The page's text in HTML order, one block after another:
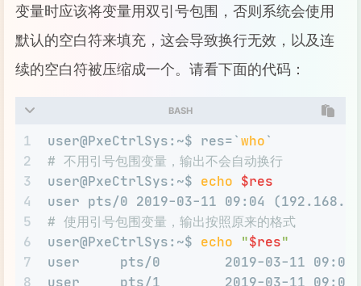
变量时应该将变量用双引号包围，否则系统会使用
默认的空白符来填充，这会导致换行无效，以及连
续的空白符被压缩成一个。请看下面的代码：
BASH
1
2
3
4
5
6
7
8
user@PxeCtrlSys:~$ res=` who `
# 不用引号包围变量，输出不会自动换行
user@PxeCtrlSys:~$ echo $res
user pts/0 2019-03-11 09:04
# 使用引号包围变量，输出按照原来的格式
user@PxeCtrlSys:~$ echo "$res"
user     pts/0        2019-03-11 09:04
user     pts/1        2019-03-11 09:04